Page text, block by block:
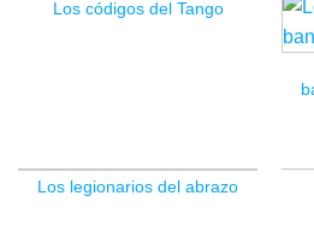
Los códigos del Tango
Los legionarios del abrazo